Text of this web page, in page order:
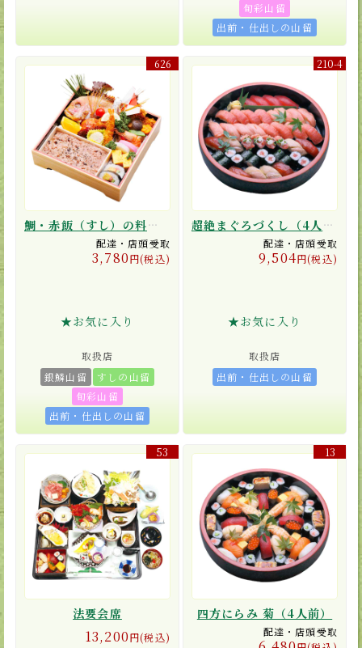
旬彩山留
出前・仕出しの山留
626
鯛・赤飯（すし）の料理折詰
配達・店頭受取
3,780円(税込)
★お気に入り
取扱店
銀鱗山留
すしの山留
旬彩山留
出前・仕出しの山留
210-4
超絶まぐろづくし（4人前）
配達・店頭受取
9,504円(税込)
★お気に入り
取扱店
出前・仕出しの山留
53
法要会席
13,200円(税込)
13
四方にらみ 菊（4人前）
配達・店頭受取